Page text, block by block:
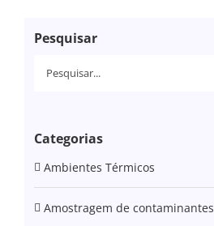
Pesquisar
Pesquisar
Categorias
Ambientes Térmicos
Amostragem de contaminantes